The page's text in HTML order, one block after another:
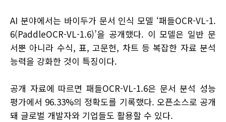
AI 분야에서는 바이두가 문서 인식 모델 ‘패들OCR-VL-1.
6(PaddleOCR-VL-1.6)’을 공개했다. 이 모델은 일반 문
서뿐 아니라 수식, 표, 고문헌, 차트 등 복잡한 자료 분석
능력을 강화한 것이 특징이다.
공개 자료에 따르면 패들OCR-VL-1.6은 문서 분석 성능
평가에서 96.33%의 정확도를 기록했다. 오픈소스로 공개
돼 글로벌 개발자와 기업들도 활용할 수 있다.